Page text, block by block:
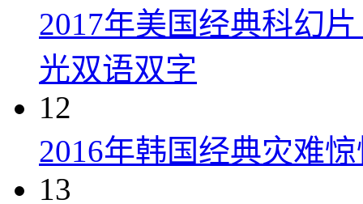
2017年美国经典科幻
光双语双字
12
2016年韩国经典灾难
13